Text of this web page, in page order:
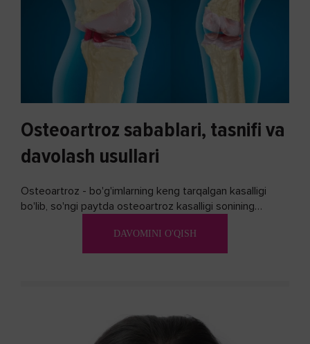
Osteoartroz sabablari, tasnifi va
davolash usullari
Osteoartroz - bo'g'imlarning keng tarqalgan kasalligi
bo'lib, so'ngi paytda osteoartroz kasalligi sonining
DAVOMINI O'QISH